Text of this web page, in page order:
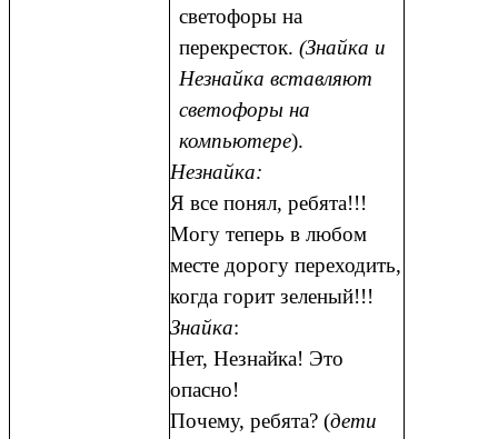
светофоры на
перекресток.(Знайка и
Незнайка вставляют
светофоры на
компьютере).
Незнайка:
Я все понял, ребята!!!
Могу теперь в любом
месте дорогу переходить,
когда горит зеленый!!!
Знайка:
Нет, Незнайка! Это
опасно!
Почему, ребята? (дети